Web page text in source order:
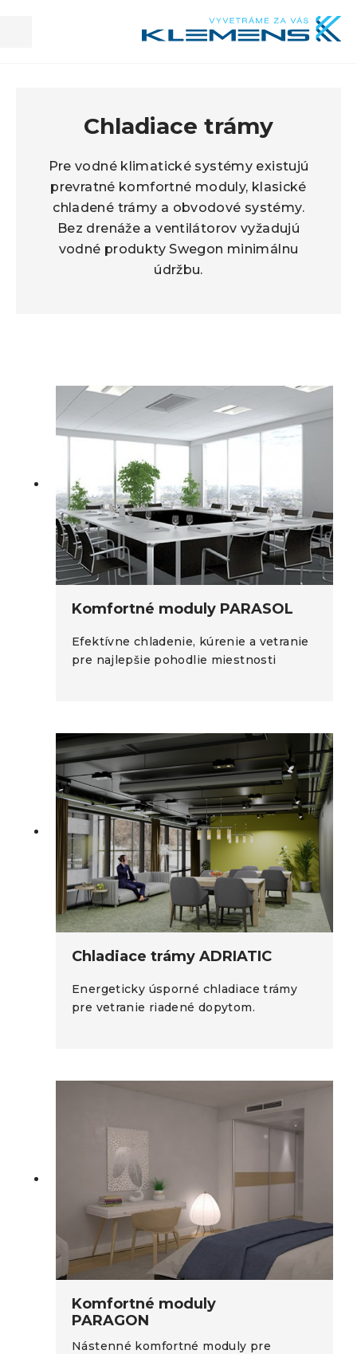
Chladiace trámy
Pre vodné klimatické systémy existujú
prevratné komfortné moduly, klasické
chladené trámy a obvodové systémy.
Bez drenáže a ventilátorov vyžadujú
vodné produkty Swegon minimálnu
údržbu.
Komfortné moduly PARASOL
Efektívne chladenie, kúrenie a vetranie
pre najlepšie pohodlie miestnosti
Chladiace trámy ADRIATIC
Energeticky úsporné chladiace trámy
pre vetranie riadené dopytom.
Komfortné moduly
PARAGON
Nástenné komfortné moduly pre